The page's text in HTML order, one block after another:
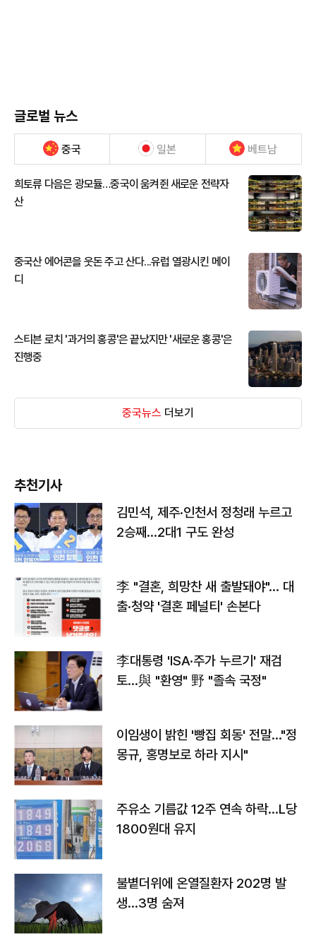
글로벌 뉴스
중국 일본 베트남
희토류 다음은 광모듈…중국이 움켜쥔 새로운 전략자
산
중국산 에어콘을 웃돈 주고 산다...유럽 열광시킨 메이
디
스티븐 로치 '과거의 홍콩'은 끝났지만 '새로운 홍콩'은
진행중
중국뉴스 더보기
추천기사
김민석, 제주·인천서 정청래 누르고
2승째…2대1 구도 완성
李 "결혼, 희망찬 새 출발돼야"… 대
출·청약 '결혼 페널티' 손본다
李대통령 'ISA·주가 누르기' 재검
토…與 "환영" 野 "졸속 국정"
이임생이 밝힌 '빵집 회동' 전말…"정
몽규, 홍명보로 하라 지시"
주유소 기름값 12주 연속 하락…L당
1800원대 유지
불볕더위에 온열질환자 202명 발
생…3명 숨져